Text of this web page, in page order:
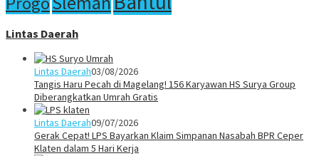
Lintas Daerah
Lintas Daerah03/08/2026
Tangis Haru Pecah di Magelang! 156 Karyawan HS Surya Group
Diberangkatkan Umrah Gratis
Lintas Daerah09/07/2026
Gerak Cepat! LPS Bayarkan Klaim Simpanan Nasabah BPR Ceper
Klaten dalam 5 Hari Kerja